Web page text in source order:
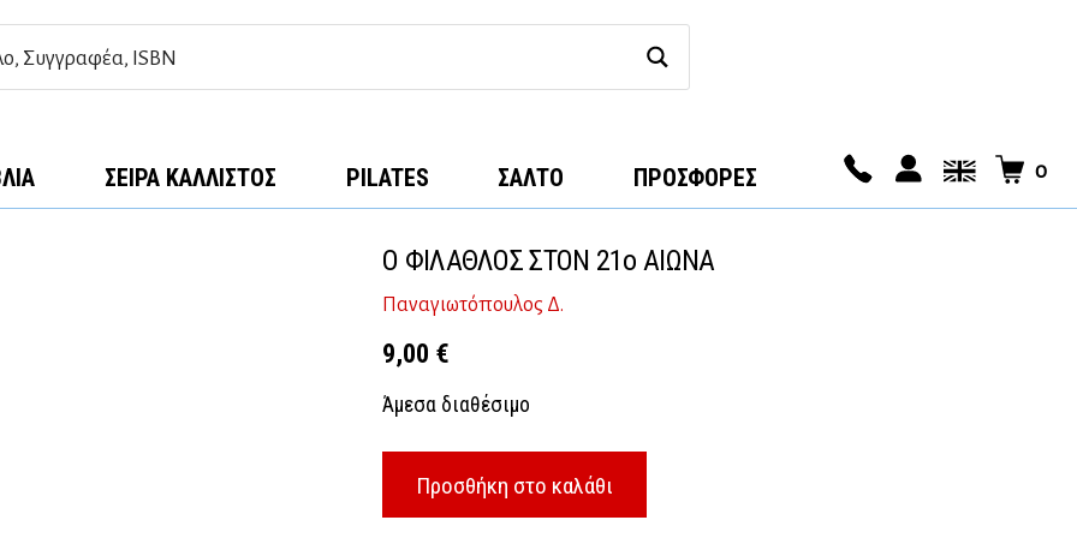
ΣΕΙΡΆ ΚΆΛΛΙΣΤΟΣ PILATES ΣΑΛΤΟ ΠΡΟΣΦΟΡΕΣ 0
Ο ΦΙΛΑΘΛΟΣ ΣΤΟΝ 21ο ΑΙΩΝΑ
Παναγιωτόπουλος Δ.
9,00 €
Άμεσα διαθέσιμο
Προσθήκη στο καλάθι